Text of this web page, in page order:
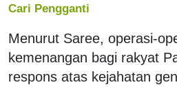
Cari Pengganti
Menurut Saree, operasi-
kemenangan bagi rakyat
respons atas kejahatan